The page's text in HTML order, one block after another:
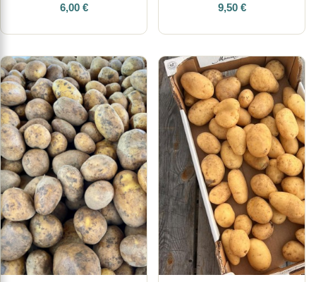
6,00 € 9,50 €